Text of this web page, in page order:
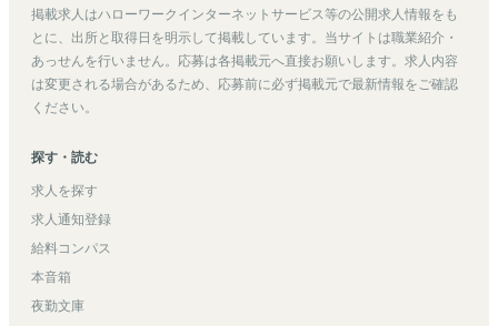
掲載求人はハローワークインターネットサービス等の公開求人情報をも
とに、出所と取得日を明示して掲載しています。当サイトは職業紹介・
あっせんを行いません。応募は各掲載元へ直接お願いします。求人内容
は変更される場合があるため、応募前に必ず掲載元で最新情報をご確認
ください。
探す・読む
求人を探す
求人通知登録
給料コンパス
本音箱
夜勤文庫